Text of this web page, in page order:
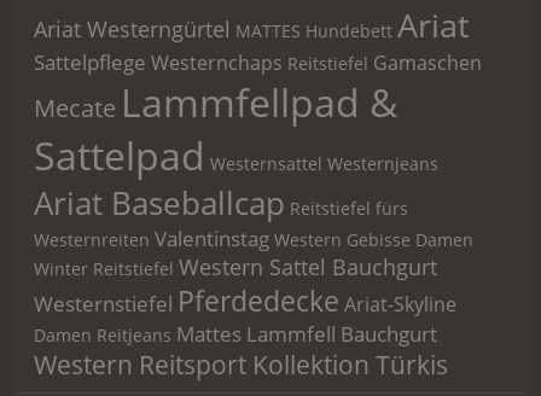
Ariat Westerngürtel MATTES Hundebett Ariat
Sattelpflege Westernchaps Reitstiefel Gamaschen
Mecate Lammfellpad &
Sattelpad Westernsattel Westernjeans
Ariat Baseballcap Reitstiefel fürs
Westernreiten Valentinstag Western Gebisse Damen
Winter Reitstiefel Western Sattel Bauchgurt
Westernstiefel Pferdedecke Ariat-Skyline
Damen Reitjeans Mattes Lammfell Bauchgurt
Western Reitsport Kollektion Türkis